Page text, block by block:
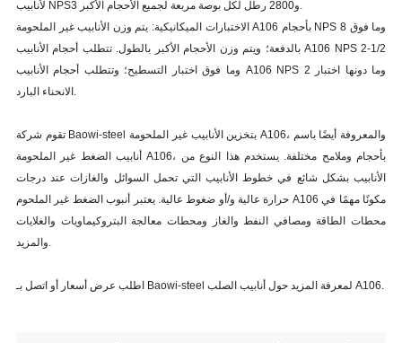
الاختبارات الميكانيكية: يتم وزن الأنابيب غير الملحومة A106 بأحجام NPS 8 وما فوق
بالدفعة؛ ويتم وزن الأحجام الأكبر بالطول. تتطلب أحجام الأنابيب A106 NPS 2-1/2
وما فوق اختبار التسطيح؛ وتتطلب أحجام الأنابيب A106 NPS 2 وما دونها اختبار
الانحناء البارد.
تقوم شركة Baowi-steel بتخزين الأنابيب غير الملحومة A106، والمعروفة أيضًا باسم
أنابيب الضغط غير الملحومة A106، بأحجام وملامح مختلفة. يستخدم هذا النوع من
الأنابيب بشكل شائع في خطوط الأنابيب التي تحمل السوائل والغازات عند درجات
حرارة عالية و/أو ضغوط عالية. يعتبر أنبوب الضغط غير الملحوم A106 مكونًا مهمًا في
محطات الطاقة ومصافي النفط والغاز ومحطات معالجة البتروكيماويات والغلايات
اطلب عرض أسعار أو اتصل بـ Baowi-steel لمعرفة المزيد حول أنابيب الصلب A106.